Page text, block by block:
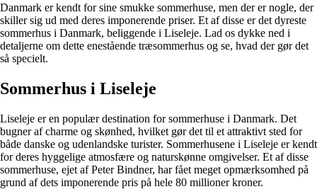
Danmark er kendt for sine smukke sommerhuse, men der er nogle, der
skiller sig ud med deres imponerende priser. Et af disse er det dyreste
sommerhus i Danmark, beliggende i Liseleje. Lad os dykke ned i
detaljerne om dette enestående træsommerhus og se, hvad der gør det
så specielt.
Sommerhus i Liseleje
Liseleje er en populær destination for sommerhuse i Danmark. Det
bugner af charme og skønhed, hvilket gør det til et attraktivt sted for
både danske og udenlandske turister. Sommerhusene i Liseleje er kendt
for deres hyggelige atmosfære og naturskønne omgivelser. Et af disse
sommerhuse, ejet af Peter Bindner, har fået meget opmærksomhed på
grund af dets imponerende pris på hele 80 millioner kroner.